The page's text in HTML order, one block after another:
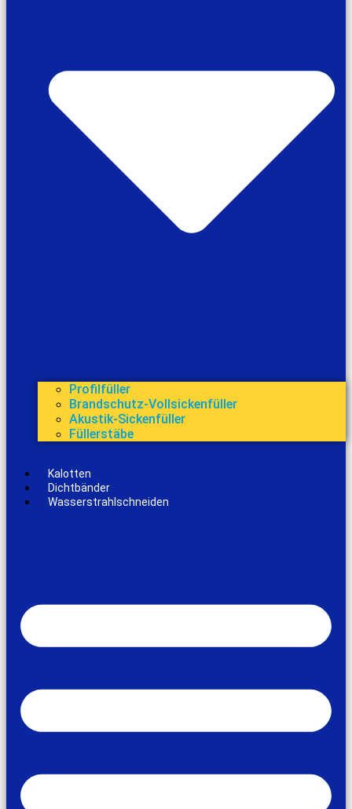
Profilfüller
Brandschutz-Vollsickenfüller
Akustik-Sickenfüller
Füllerstäbe
Kalotten
Dichtbänder
Wasserstrahlschneiden